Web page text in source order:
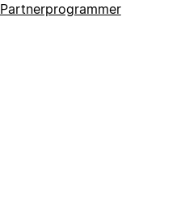
Partnerprogrammer